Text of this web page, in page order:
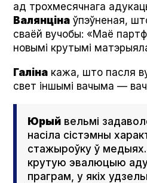
ад трохмесячнага
Валянціна ўпэўненая,
сваёй вучобы: «Маё
новымі крутымі
Галіна кажа, што пасля
свет іншымі вачыма —
Юрый вельмі
насіла сістэмны
стажыроўку ў
крутую эвалюцыю
праграм, у якіх